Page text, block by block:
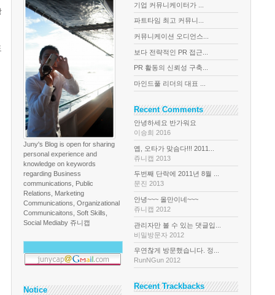
Juny's Blog is open for sharing
personal experience and
knowledge on keywords
regarding Business
communications, Public
Relations, Marketing
Communications, Organizational
Communicaitons, Soft Skills,
Social Mediaby 쥬니캡
Notice
기업 커뮤니케이터가 ...
파트타임 최고 커뮤니...
커뮤니케이션 오디언스...
보다 전략적인 PR 접근...
PR 활동의 신뢰성 구축...
마인드풀 리더의 대표 ...
Recent Comments
안녕하세요 반가워요
이승희 2016
옙, 오타가 맞슴다!!! 2011...
쥬니캡 2013
두번째 단락에 2011년 8월 ...
문진 2013
안녕~~~ 올만이네~~~
쥬니캡 2012
관리자만 볼 수 있는 댓글입...
비밀방문자 2012
우연찮게 방문했습니다. 정...
RunNGun 2012
Recent Trackbacks